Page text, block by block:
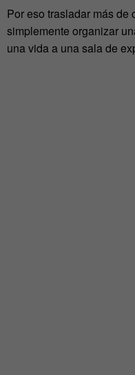
Por eso trasladar más
simplemente organizar
una vida a una sala de